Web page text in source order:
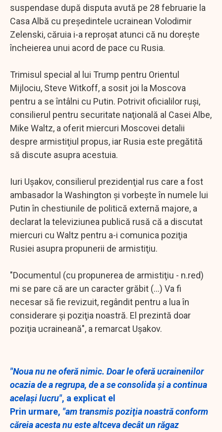
suspendase după disputa avută pe 28 februarie la
Casa Albă cu preşedintele ucrainean Volodimir
Zelenski, căruia i-a reproşat atunci că nu doreşte
încheierea unui acord de pace cu Rusia.
Trimisul special al lui Trump pentru Orientul
Mijlociu, Steve Witkoff, a sosit joi la Moscova
pentru a se întâlni cu Putin. Potrivit oficialilor ruşi,
consilierul pentru securitate naţională al Casei Albe,
Mike Waltz, a oferit miercuri Moscovei detalii
despre armistiţiul propus, iar Rusia este pregătită
să discute asupra acestuia.
Iuri Uşakov, consilierul prezidenţial rus care a fost
ambasador la Washington şi vorbeşte în numele lui
Putin în chestiunile de politică externă majore, a
declarat la televiziunea publică rusă că a discutat
miercuri cu Waltz pentru a-i comunica poziţia
Rusiei asupra propunerii de armistiţiu.
"Documentul (cu propunerea de armistiţiu - n.red)
mi se pare că are un caracter grăbit (...) Va fi
necesar să fie revizuit, regândit pentru a lua în
considerare şi poziţia noastră. El prezintă doar
poziţia ucraineană", a remarcat Uşakov.
"Noua nu ne oferă nimic. Doar le oferă ucrainenilor
ocazia de a regrupa, de a se consolida şi a continua
acelaşi lucru", a explicat el
Prin urmare, "am transmis poziţia noastră conform
căreia acesta nu este altceva decât un răgaz